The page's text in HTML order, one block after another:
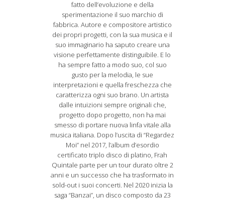
fatto dell’evoluzione e della
sperimentazione il suo marchio di
fabbrica. Autore e compositore artistico
dei propri progetti, con la sua musica e il
suo immaginario ha saputo creare una
visione perfettamente distinguibile. E lo
ha sempre fatto a modo suo, col suo
gusto per la melodia, le sue
interpretazioni e quella freschezza che
caratterizza ogni suo brano. Un artista
dalle intuizioni sempre originali che,
progetto dopo progetto, non ha mai
smesso di portare nuova linfa vitale alla
musica italiana. Dopo l’uscita di “Regardez
Moi” nel 2017, l’album d’esordio
certificato triplo disco di platino, Frah
Quintale parte per un tour durato oltre 2
anni e un successo che ha trasformato in
sold-out i suoi concerti. Nel 2020 inizia la
saga “Banzai”, un disco composto da 23